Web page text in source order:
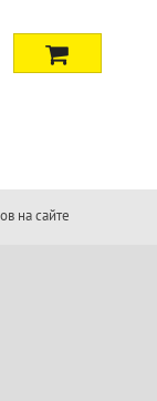
на сайте